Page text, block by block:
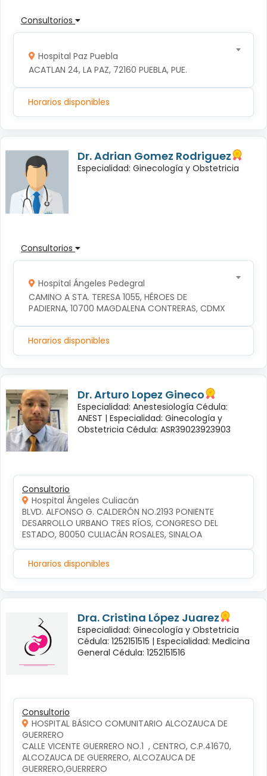
Consultorios
Hospital Paz Puebla
ACATLAN 24, LA PAZ, 72160 PUEBLA, PUE.
Horarios disponibles
Dr. Adrian Gomez Rodriguez
Especialidad: Ginecología y Obstetricia
Consultorios
Hospital Ángeles Pedegral
CAMINO A STA. TERESA 1055, HÉROES DE
PADIERNA, 10700 MAGDALENA CONTRERAS, CDMX
Horarios disponibles
Dr. Arturo Lopez Gineco
Especialidad: Anestesiología Cédula:
ANEST | Especialidad: Ginecología y
Obstetricia Cédula: ASR39023923903
Consultorio
Hospital Ángeles Culiacán
BLVD. ALFONSO G. CALDERÓN NO.2193 PONIENTE
DESARROLLO URBANO TRES RÍOS, CONGRESO DEL
ESTADO, 80050 CULIACÁN ROSALES, SINALOA
Horarios disponibles
Dra. Cristina López Juarez
Especialidad: Ginecología y Obstetricia
Cédula: 1252151515 | Especialidad: Medicina
General Cédula: 1252151516
Consultorio
HOSPITAL BÁSICO COMUNITARIO ALCOZAUCA DE
GUERRERO
CALLE VICENTE GUERRERO NO.1  , CENTRO, C.P.41670,
ALCOZAUCA DE GUERRERO, ALCOZAUCA DE
GUERRERO,GUERRERO